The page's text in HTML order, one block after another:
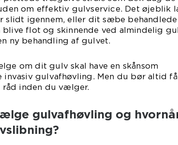
om effektiv gulvservice. Det øjeblik
igennem, eller dit sæbe behandlede
flot og skinnende ved almindelig
ny behandling af gulvet.
om dit gulv skal have en skånsom
gulvafhøvling. Men du bør altid få
inden du vælger.
gulvafhøvling og